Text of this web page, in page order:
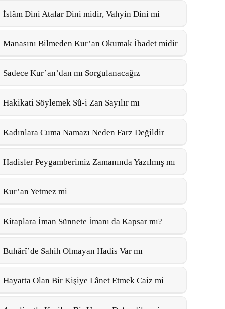
İslâm Dini Atalar Dini midir, Vahyin Dini mi
Manasını Bilmeden Kur’an Okumak İbadet midir
Sadece Kur’an’dan mı Sorgulanacağız
Hakikati Söylemek Sû-i Zan Sayılır mı
Kadınlara Cuma Namazı Neden Farz Değildir
Hadisler Peygamberimiz Zamanında Yazılmış mı
Kur’an Yetmez mi
Kitaplara İman Sünnete İmanı da Kapsar mı?
Buhârî’de Sahih Olmayan Hadis Var mı
Hayatta Olan Bir Kişiye Lânet Etmek Caiz mi